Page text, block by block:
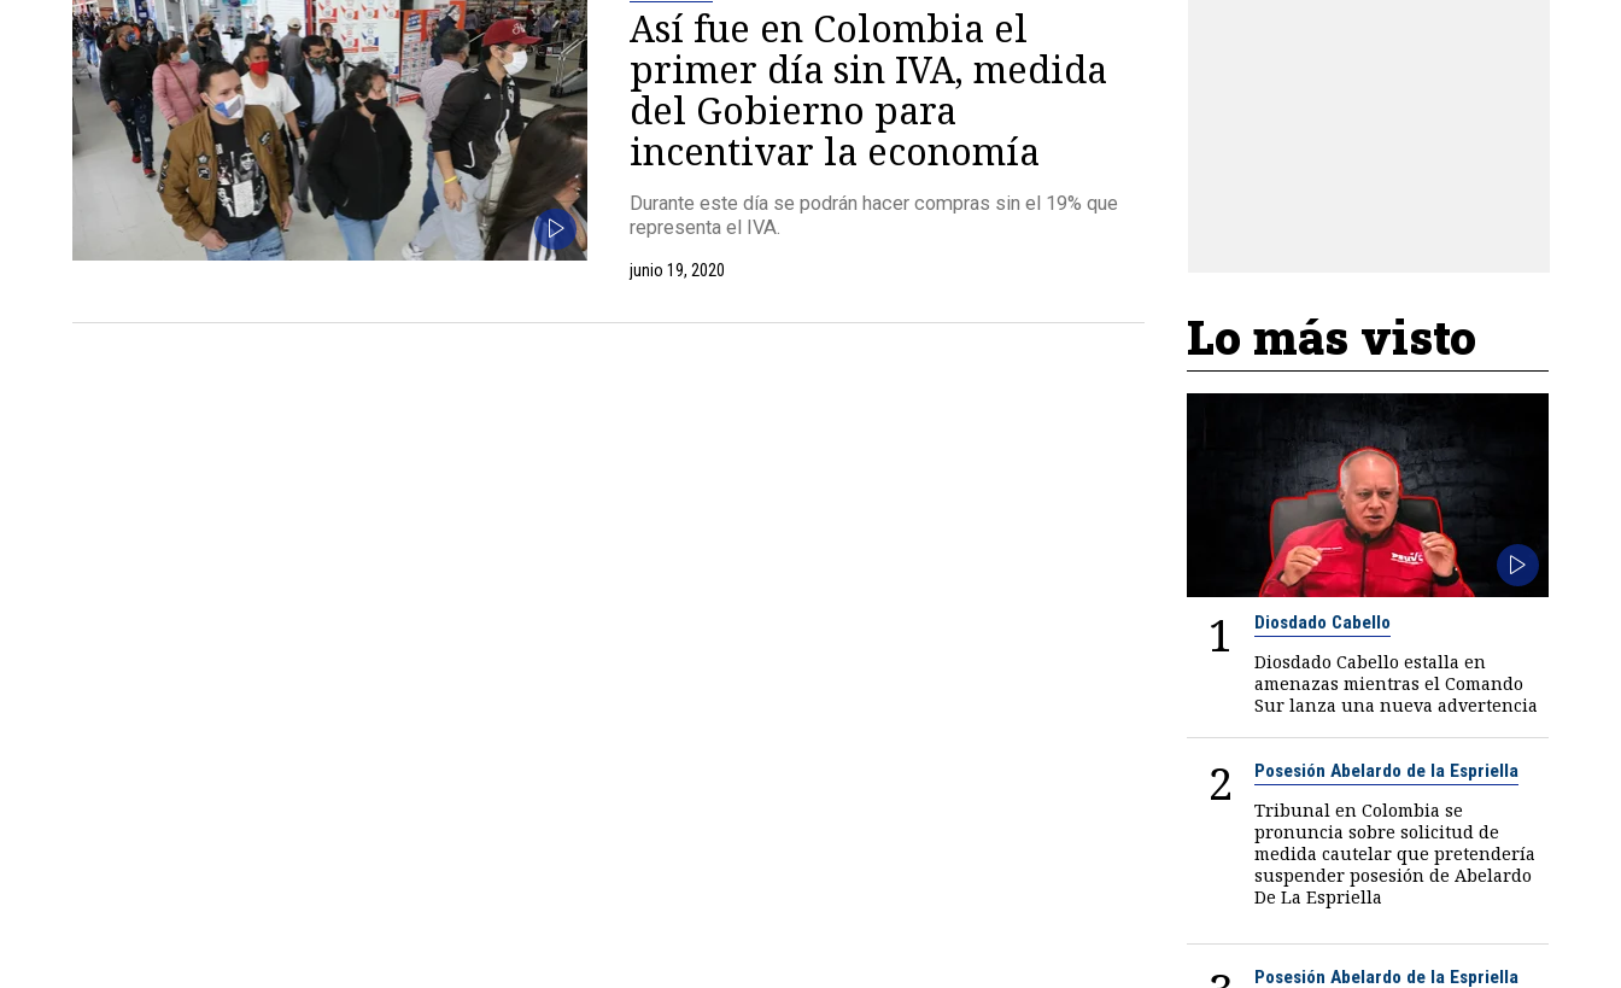
Así fue en Colombia el
primer día sin IVA, medida
del Gobierno para
incentivar la economía
Durante este día se podrán hacer compras sin el 19% que
representa el IVA.
junio 19, 2020
Lo más visto
1 Diosdado Cabello
Diosdado Cabello estalla en
amenazas mientras el Comando
Sur lanza una nueva advertencia
2 Posesión Abelardo de la Espriella
Tribunal en Colombia se
pronuncia sobre solicitud de
medida cautelar que pretendería
suspender posesión de Abelardo
De La Espriella
Posesión Abelardo de la Espriella